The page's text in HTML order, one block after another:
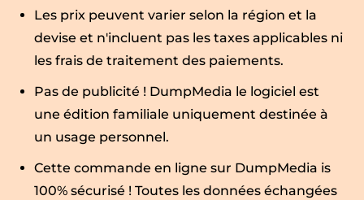
Les prix peuvent varier selon la région et la
devise et n'incluent pas les taxes applicables ni
les frais de traitement des paiements.
Pas de publicité ! DumpMedia le logiciel est
une édition familiale uniquement destinée à
un usage personnel.
Cette commande en ligne sur DumpMedia is
100% sécurisé ! Toutes les données échangées